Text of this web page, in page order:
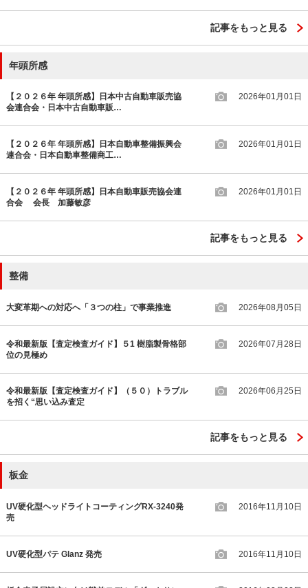
記事をもっと見る
年頭所感
【２０２６年 年頭所感】日本中古自動車販売協
会連合会・日本中古自動車販…
2026年01月01日
【２０２６年 年頭所感】日本自動車整備振興会
連合会・日本自動車整備商工…
2026年01月01日
【２０２６年 年頭所感】日本自動車販売協会連
合会 会長 加藤敏彦
2026年01月01日
記事をもっと見る
整備
大変革期への対応へ「３つの柱」で事業推進 2026年08月05日
令和最新版【査定検査ガイド】５1 樹脂製骨格部
位の見極め
2026年07月28日
令和最新版【査定検査ガイド】（５０）トラブル
を招く“思い込み査定
2026年06月25日
記事をもっと見る
板金
UV硬化型ヘッドライトコーティングRX-3240発
売
2016年11月10日
UV硬化型パテ Glanz 発売 2016年11月10日